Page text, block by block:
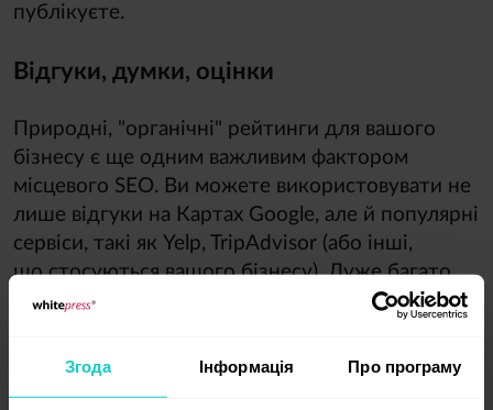
Згода Інформація Про програму
публікуєте.
Відгуки, думки, оцінки
Природні, "органічні" рейтинги для вашого
бізнесу є ще одним важливим фактором
місцевого SEO. Ви можете використовувати не
лише відгуки на Картах Google, але й популярні
сервіси, такі як Yelp, TripAdvisor (або інші,
що стосуються вашого бізнесу). Дуже багато
відгуків та відгуків, написаних клієнтами,
звичайно, відгуки позитивні).